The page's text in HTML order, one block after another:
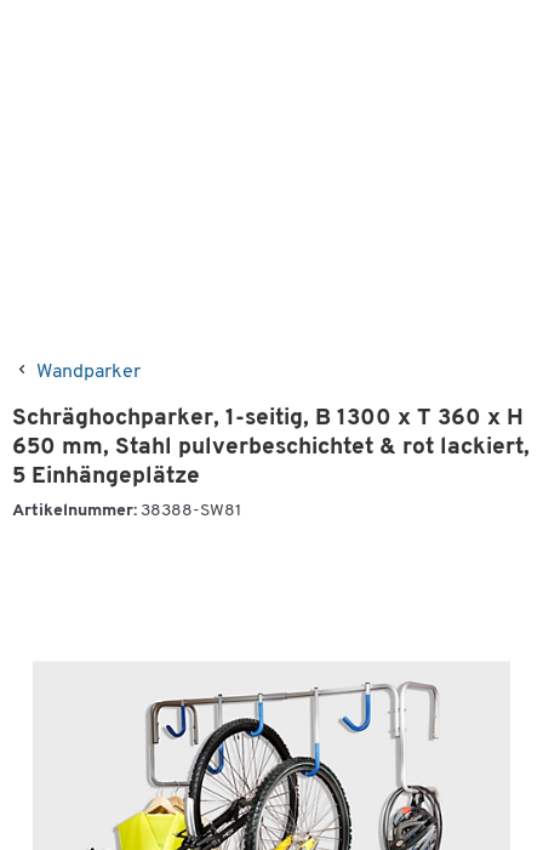
Wandparker
Schräghochparker, 1-seitig, B 1300 x T 360 x H
650 mm, Stahl pulverbeschichtet & rot lackiert,
5 Einhängeplätze
Artikelnummer: 38388-SW81